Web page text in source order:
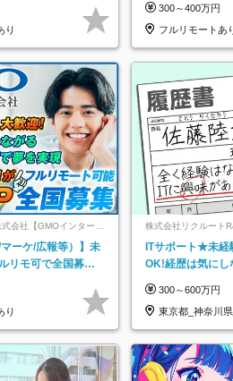
り
300～400万円
フルリモートあ
会社【GMOインターネ
マーケ/広報等）】未
リモ可で全国募
り
株式会社リクルート
クルートグループ】
ITサポート★未
OK!経歴は気に
300～600万円
東京都_神奈川
阪府…